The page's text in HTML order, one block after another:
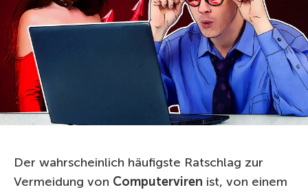
Der wahrscheinlich häufigste Ratschlag zur
Vermeidung von Computerviren ist, von einem